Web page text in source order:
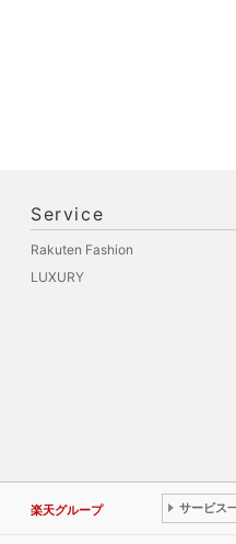
Service
Rakuten Fashion
LUXURY
楽天グループ サービス